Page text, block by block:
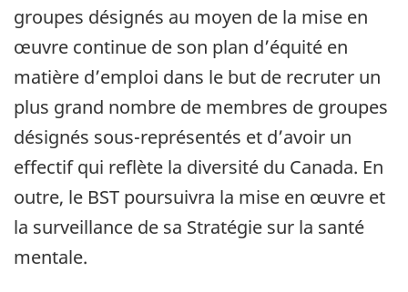
groupes désignés au moyen de la mise en
œuvre continue de son plan d’équité en
matière d’emploi dans le but de recruter un
plus grand nombre de membres de groupes
désignés sous-représentés et d’avoir un
effectif qui reflète la diversité du Canada. En
outre, le BST poursuivra la mise en œuvre et
la surveillance de sa Stratégie sur la santé
mentale.